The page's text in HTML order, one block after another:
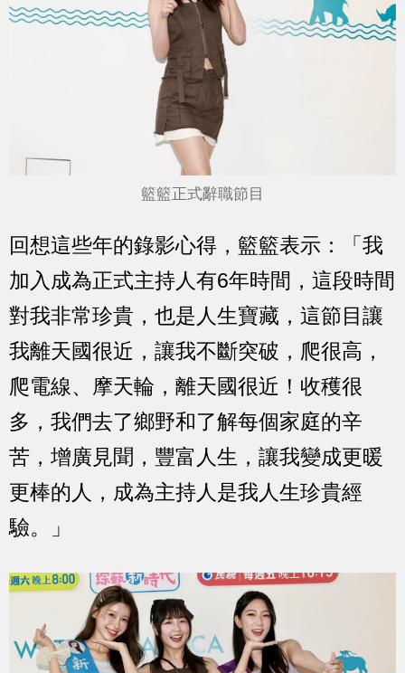
籃籃正式辭職節目
回想這些年的錄影心得，籃籃表示：「我
加入成為正式主持人有6年時間，這段時間
對我非常珍貴，也是人生寶藏，這節目讓
我離天國很近，讓我不斷突破，爬很高，
爬電線、摩天輪，離天國很近！收穫很
多，我們去了鄉野和了解每個家庭的辛
苦，增廣見聞，豐富人生，讓我變成更暖
更棒的人，成為主持人是我人生珍貴經
驗。」